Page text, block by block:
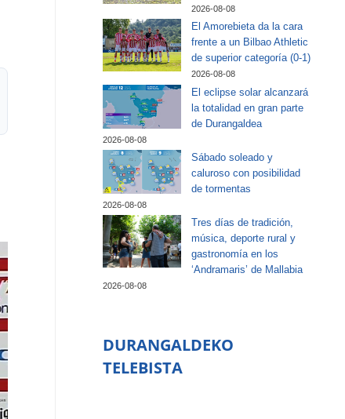
2026-08-08
El Amorebieta da la cara
frente a un Bilbao Athletic
de superior categoría (0-1)
2026-08-08
El eclipse solar alcanzará
la totalidad en gran parte
de Durangaldea
2026-08-08
Sábado soleado y
caluroso con posibilidad
de tormentas
2026-08-08
Tres días de tradición,
música, deporte rural y
gastronomía en los
‘Andramaris’ de Mallabia
2026-08-08
DURANGALDEKO
TELEBISTA